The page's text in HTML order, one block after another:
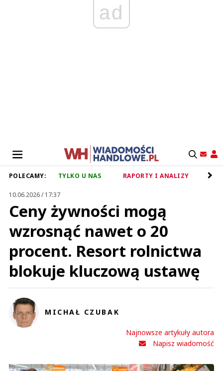
ad
POLECAMY: TYLKO U NAS RAPORTY I ANALIZY
10.06.2026 / 17:37
Ceny żywności mogą
wzrosnąć nawet o 20
procent. Resort rolnictwa
blokuje kluczową ustawę
MICHAŁ CZUBAK
Najnowsze artykuły autora
Napisz wiadomość